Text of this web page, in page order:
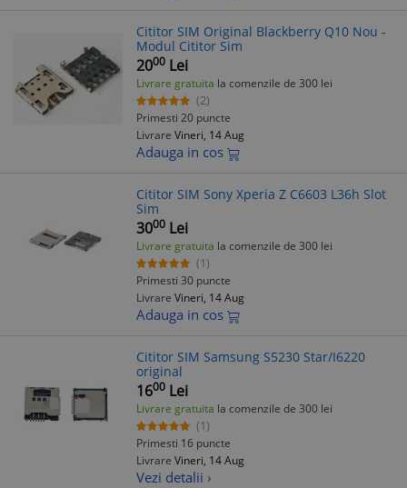
Cititor SIM Original Blackberry Q10 Nou -
Modul Cititor Sim
2000 Lei
Livrare gratuita la comenzile de 300 lei
(2)
Primesti 20 puncte
Livrare Vineri, 14 Aug
Adauga in cos
Cititor SIM Sony Xperia Z C6603 L36h Slot
Sim
3000 Lei
Livrare gratuita la comenzile de 300 lei
(1)
Primesti 30 puncte
Livrare Vineri, 14 Aug
Adauga in cos
Cititor SIM Samsung S5230 Star/I6220
original
1600 Lei
Livrare gratuita la comenzile de 300 lei
(1)
Primesti 16 puncte
Livrare Vineri, 14 Aug
Vezi detalii ›